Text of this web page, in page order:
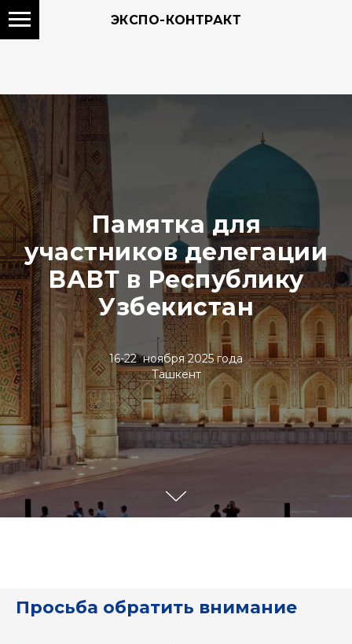
ЭКСПО-КОНТРАКТ
Памятка для
участников делегации
ВАВТ в Республику
Узбекистан
16-22 ноября 2025 года
Ташкент
Просьба обратить внимание